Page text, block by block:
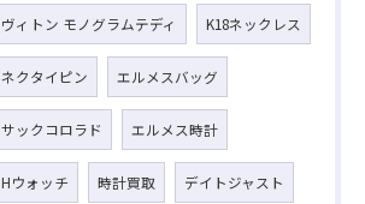
ヴィトン モノグラムテディ K18ネックレス
ネクタイピン エルメスバッグ
サックコロラド エルメス時計
Hウォッチ 時計買取 デイトジャスト